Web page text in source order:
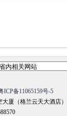
ICP备11065159号-5
大厦（格兰云天大酒店